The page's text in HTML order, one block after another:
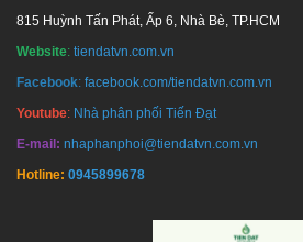
815 Huỳnh Tấn Phát, Ấp 6, Nhà Bè, TP.HCM
Website: tiendatvn.com.vn
Facebook: facebook.com/tiendatvn.com.vn
Youtube: Nhà phân phối Tiến Đạt
E-mail: nhaphanphoi@tiendatvn.com.vn
Hotline: 0945899678